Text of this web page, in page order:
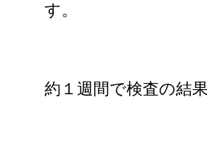
す。
約１週間で検査の結